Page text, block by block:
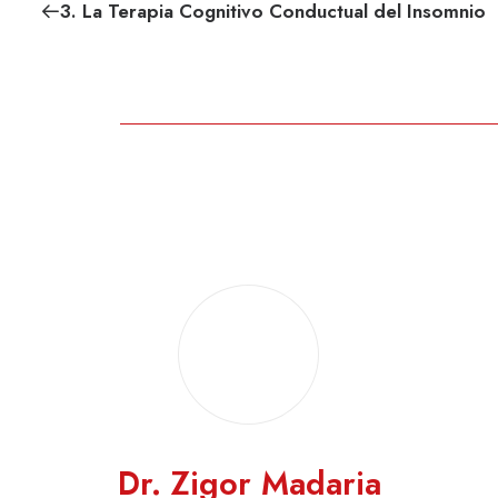
3. La Terapia Cognitivo Conductual del Insomnio
Dr. Zigor Madaria